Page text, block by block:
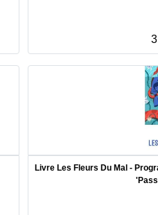
Livre Les Fleurs Du Mal -